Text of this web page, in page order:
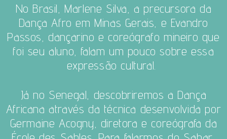
No Brasil, Marlene Silva, a precursora da
Dança Afro em Minas Gerais, e Evandro
Passos, dançarino e coreógrafo mineiro que
foi seu aluno, falam um pouco sobre essa
expressão cultural.
Já no Senegal, descobriremos a Dança
Africana através da técnica desenvolvida por
Germaine Acogny, diretora e coreógrafa da